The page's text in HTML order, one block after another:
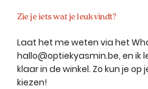
Zie je iets wat je leuk vindt?
Laat het me weten via het
hallo@optiekyasmin.be, en ik
klaar in de winkel. Zo kun je
kiezen!